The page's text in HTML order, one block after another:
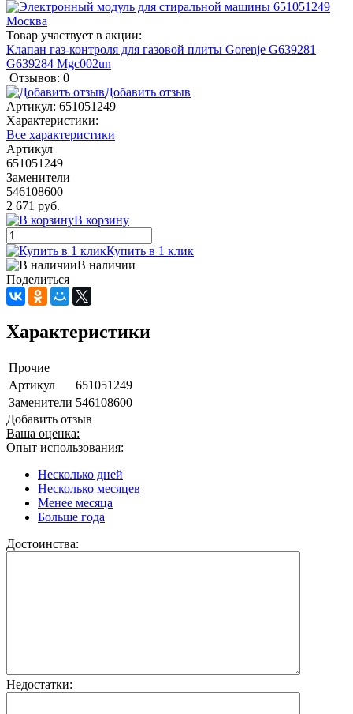
Товар участвует в акции:
Клапан газ-контроля для газовой плиты Gorenje G639281
G639284 Mgc002un
Отзывов: 0
Добавить отзыв
Артикул: 651051249
Характеристики:
Все характеристики
Артикул
651051249
Заменители
546108600
2 671 руб.
В корзину
Купить в 1 клик
В наличии
Поделиться
Характеристики
Прочие
Артикул
651051249
Заменители 546108600
Добавить отзыв
Ваша оценка:
Опыт использования:
Несколько дней
Несколько месяцев
Менее месяца
Больше года
Достоинства:
Недостатки: